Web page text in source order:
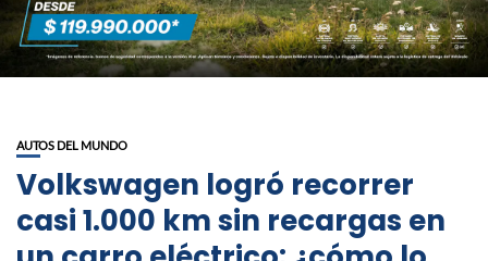
AUTOS DEL MUNDO
Volkswagen logró recorrer
casi 1.000 km sin recargas en